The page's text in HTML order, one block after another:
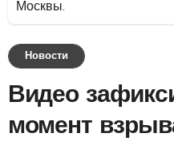
Москвы.
Новости
Видео
момент